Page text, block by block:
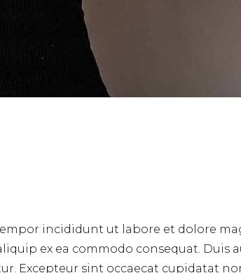
incididunt ut labore et dolore
ex ea commodo consequat. Duis
Excepteur sint occaecat cupidatat